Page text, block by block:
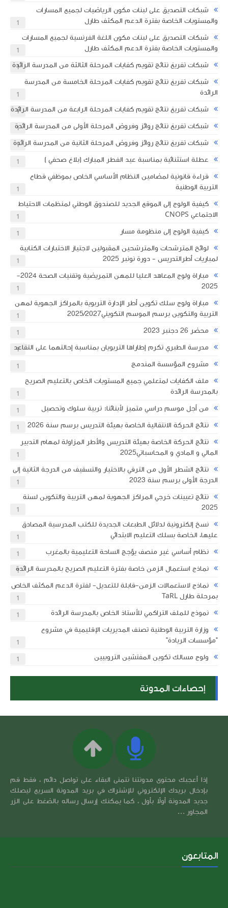
شبكات التصديق على لبنات مكون الرياضيات لجميع المسارات
والمستويات الخاصة بفترة الدعم المكثف طارل
1
شبكات التصديق على لبنات مكون اللغة الفرنسية لجميع المسارات
والمستويات الخاصة بفترة الدعم المكثف طارل
1
شبكات تفريغ نتائج تقويم كفايات المرحلة الثالثة من المدرسة الرائدة
1
شبكات تفريغ نتائج تقويم كفايات المرحلة الخامسة من المدرسة
الرائدة
1
شبكات تفريغ نتائج تقويم كفايات المرحلة الرابعة من المدرسة الرائدة
1
شبكات تفريغ نتائج روائز وفروض المرحلة الأولى من المدرسة الرائدة
1
شبكات تفريغ نتائج روائز وفروض المرحلة الثانية من المدرسة الرائدة
1
عطلة استثنائية بمناسبة عيد الفطر المبارك (بلاغ صحفي ) 1
قراءة قانونية لمضامين النظام الأساسي الخاص بموظفي قطاع
التربية الوطنية
1
كيفية الولوج إلى الموقع الجديد للصندوق الوطني لمنظمات الاحتياط
الاجتماعي CNOPS
1
كيفية الولوج إلى منظومة مسار 1
لوائح المترشحات والمترشحين المقبولين لاجتياز الاختبارات الكتابية
لمباريات أطرالتدريس - دورة نونبر 2025
1
مباراة ولوج المعاهد العليا للمهن التمريضية وتقنيات الصحة 2024-
2025
1
مباراة ولوج سلك تكوين أطر الإدارة التربوية بالمراكز الجهوية لمهن
التربية والتكوين برسم الموسم التكويني2025/2027
1
محضر 26 دجنبر 2023 1
مدرسة الطبري تكرم إطاراها التربويان بمناسبة إحالتهما على التقاعد
1
مشروع المؤسسة المندمج 1
ملف الكفايات لمتعلمي جميع المستويات الخاص بالتعليم الصريح
بالمدرسة الرائدة
1
من أجل موسم دراسي متميز لأبنائنا: تربية سلوك وتحصيل 1
نتائج الحركة الانتقالية الخاصة بهيئة التدريس برسم سنة 2026 1
نتائج الحركة الخاصة بهيئة التدريس والأطر المزاولة لمهام التدبير
المالي و المادي و المحاسباتي2025
1
نتائج الشطر الأول من الترقي بالاختيار والتسقيف من الدرجة الثانية إلى
الدرجة الأولى برسم سنة 2023
1
نتائج تعيينات خرجي المراكز الجهوية لمهن التربية والتكوين لسنة
2025
1
نسخ إلكترونية لدلائل الطبعات الجديدة للكتب المدرسية المصادق
عليها، الخاصة بسلك التعليم الابتدائي
1
نظام أساسي غير منصف يؤجج الساحة التعليمية بالمغرب 1
نماذج استعمال الزمن خاصة بفترة التعليم الصريح بالمدرسة الرائدة
1
نماذج لاستعمالات الزمن-قابلة للتعديل- لفترة الدعم المكثف الخاص
بمرحلة طارل TaRL
1
نموذج للملف التراكمي للأستاذ الخاص بالمدرسة الرائدة 1
وزارة التربية الوطنية تصنف المديريات الإقليمية في مشروع
"مؤسسات الريادة"
1
ولوج مسالك تكوين المفتشين التروبيين 1
إحصاءات المدونة
إذا أعجبك محتوى مدونتنا نتمنى البقاء على تواصل دائم ، فقط قم
بإدخال بريدك الإلكتروني للإشتراك في بريد المدونة السريع ليصلك
جديد المدونة أولاً بأول ، كما يمكنك إرسال رساله بالضغط على الزر
المجاور ...
المتابعون